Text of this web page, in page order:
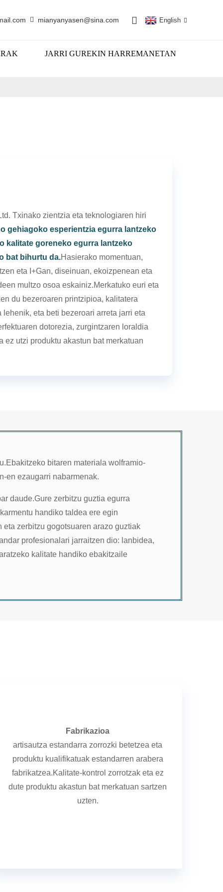
mianyanyasen@sina.com English
JARRI GUREKIN HARREMANETAN
Txinako zientzia eta teknologiaren hiri
gehiagoko esperientzia egurra lantzeko
kalitate goreneko egurra lantzeko
bat bihurtu da.Hasierako momentuan,
eta I+Gan, diseinuan, ekoizpenean eta
multzo osoa eskainiz.Merkatuko euri eta
du bezeroaren printzipioa, kalitatera
eta beti bezeroari arreta jarri eta
dotorezia, zurgintzaren loraldia
ez utzi produktu akastun bat merkatuan
bitaren materiala wolframio-
en ezaugarri nabarmenak.
daude.Gure zerbitzu guztia egurra
handiko taldea ere egin
zerbitzu gogotsuaren arazo guztiak
profesionalari jarraitzen dio: lanbidea,
kalitate handiko ebakitzaile
Fabrikazioa
artisautza estandarra zorrozki betetzea eta
produktu kualifikatuak estandarren arabera
fabrikatzea.Kalitate-kontrol zorrotzak eta ez
dute produktu akastun bat merkatuan sartzen
uzten.